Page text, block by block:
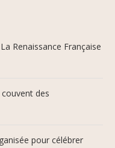
Renaissance Française
des
pour célébrer